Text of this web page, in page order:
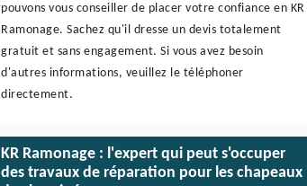
pouvons vous conseiller de placer votre confiance en KR
Ramonage. Sachez qu'il dresse un devis totalement
gratuit et sans engagement. Si vous avez besoin
d'autres informations, veuillez le téléphoner
directement.
KR Ramonage : l'expert qui peut s'occuper
des travaux de réparation pour les chapeaux